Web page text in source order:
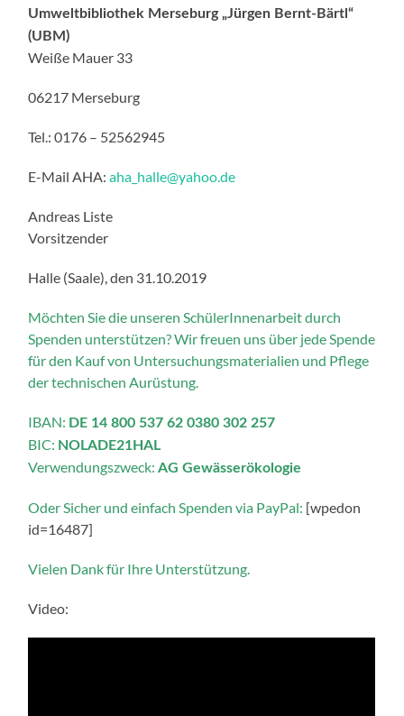
Umweltbibliothek Merseburg „Jürgen Bernt-Bärtl“
(UBM)
Weiße Mauer 33
06217 Merseburg
Tel.: 0176 – 52562945
E-Mail AHA:aha_halle@yahoo.de
Andreas Liste
Vorsitzender
Halle (Saale), den 31.10.2019
Möchten Sie die unseren SchülerInnenarbeit durch
Spenden unterstützen? Wir freuen uns über jede Spende
für den Kauf von Untersuchungsmaterialien und Pflege
der technischen Aurüstung.
IBAN: DE 14 800 537 62 0380 302 257
BIC: NOLADE21HAL
Verwendungszweck: AG Gewässerökologie
Oder Sicher und einfach Spenden via PayPal: [wpedon
id=16487]
Vielen Dank für Ihre Unterstützung.
Video: